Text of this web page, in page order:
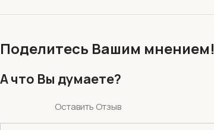
Поделитесь Вашим мнением!
А что Вы думаете?
Оставить Отзыв